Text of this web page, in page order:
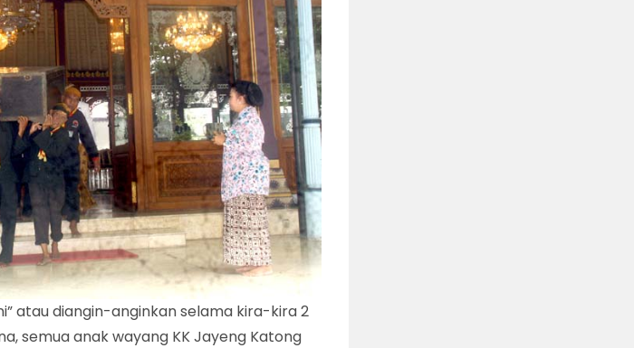
atau diangin-anginkan selama kira-kira 2
semua anak wayang KK Jayeng Katong